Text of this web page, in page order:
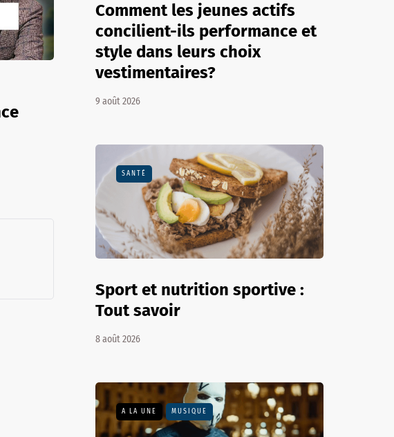
Comment les jeunes actifs
concilient-ils performance et
style dans leurs choix
vestimentaires?
9 août 2026
SANTÉ
Sport et nutrition sportive :
Tout savoir
8 août 2026
A LA UNE MUSIQUE